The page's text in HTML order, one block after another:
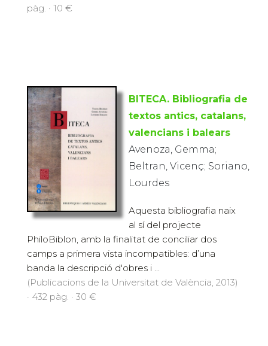
pàg. · 10 €
BITECA. Bibliografia de
textos antics, catalans,
valencians i balears
Avenoza, Gemma;
Beltran, Vicenç; Soriano,
Lourdes
Aquesta bibliografia naix
al sí del projecte
PhiloBiblon, amb la finalitat de conciliar dos
camps a primera vista incompatibles: d’una
banda la descripció d'obres i ...
(Publicacions de la Universitat de València, 2013)
· 432 pàg. · 30 €